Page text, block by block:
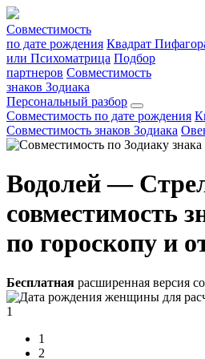
Совместимость
по дате рождения Квадрат
или Психоматрица Подбор
партнеров Совместимость
знаков Зодиака
Персональный разбор
Совместимость по дате рождения
Совместимость знаков Зодиака
Водолей —
совместимость
по гороскопу и
Бесплатная расширенная версия
1
1
2